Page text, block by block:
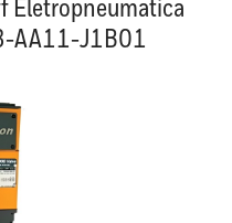
Eletropneumatica
AA11-J1B01